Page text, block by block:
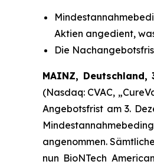
Aktien angedient,
Die
MAINZ, Deutschland,
(Nasdaq: CVAC,
Angebotsfrist am 3.
angenommen.
nun BioNTech